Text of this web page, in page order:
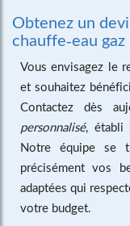
Obtenez un
chauffe-eau
Vous envisagez le
et souhaitez
Contactez dès
personnalisé, établi
Notre équipe se
précisément vos
adaptées qui
votre budget.